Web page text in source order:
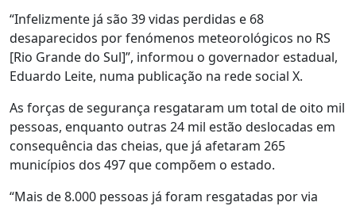
“Infelizmente já são 39 vidas perdidas e 68
desaparecidos por fenómenos meteorológicos no RS
[Rio Grande do Sul]”, informou o governador estadual,
Eduardo Leite, numa publicação na rede social X.
As forças de segurança resgataram um total de oito mil
pessoas, enquanto outras 24 mil estão deslocadas em
consequência das cheias, que já afetaram 265
municípios dos 497 que compõem o estado.
“Mais de 8.000 pessoas já foram resgatadas por via